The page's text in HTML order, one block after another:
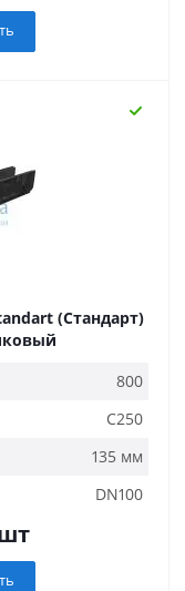
(Стандарт)
800
C250
135 мм
DN100